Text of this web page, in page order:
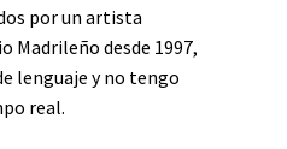
por un artista
Madrileño desde 1997,
lenguaje y no tengo
real.